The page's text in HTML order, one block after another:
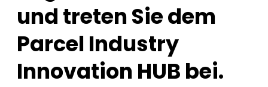
und treten Sie dem
Parcel Industry
Innovation HUB bei.